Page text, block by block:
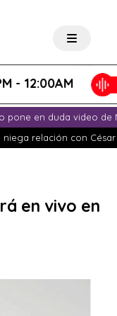
12:00AM
pone en duda video de
niega relación con
en vivo en